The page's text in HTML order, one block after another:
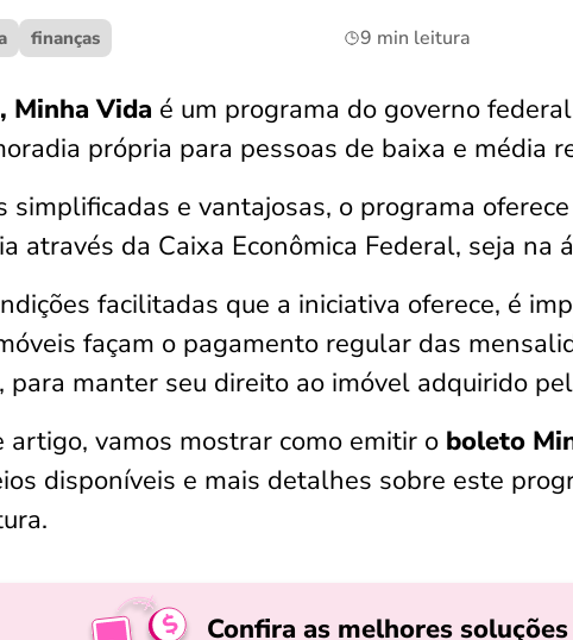
finanças 9 min leitura
Minha Vida é um programa do governo
própria para pessoas de baixa e média
simplificadas e vantajosas, o programa
através da Caixa Econômica Federal, seja na
facilitadas que a iniciativa oferece, é
façam o pagamento regular das
para manter seu direito ao imóvel adquirido
artigo, vamos mostrar como emitir o boleto
disponíveis e mais detalhes sobre este
Confira as melhores soluções